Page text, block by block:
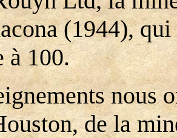
(1944),
à 100.
nous
de la